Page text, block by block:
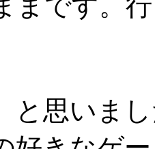
と思いま